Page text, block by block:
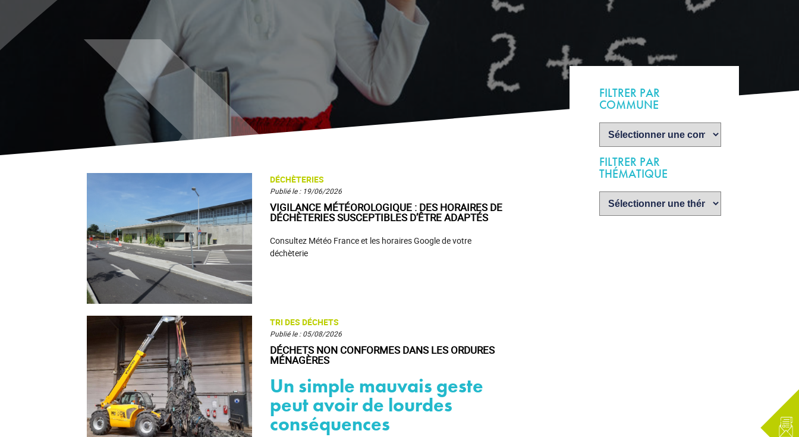
DÉCHÈTERIES
Publié le : 19/06/2026
VIGILANCE MÉTÉOROLOGIQUE : DES HORAIRES DE
DÉCHÈTERIES SUSCEPTIBLES D’ÊTRE ADAPTÉS
Consultez Météo France et les horaires Google de votre
déchèterie
TRI DES DÉCHETS
Publié le : 05/08/2026
DÉCHETS NON CONFORMES DANS LES ORDURES
MÉNAGÈRES
Un simple mauvais geste
peut avoir de lourdes
conséquences
FILTRER PAR
COMMUNE
FILTRER PAR
THÉMATIQUE